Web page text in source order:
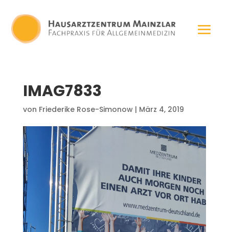
IMAG7833
von Friederike Rose-Simonow| März 4, 2019